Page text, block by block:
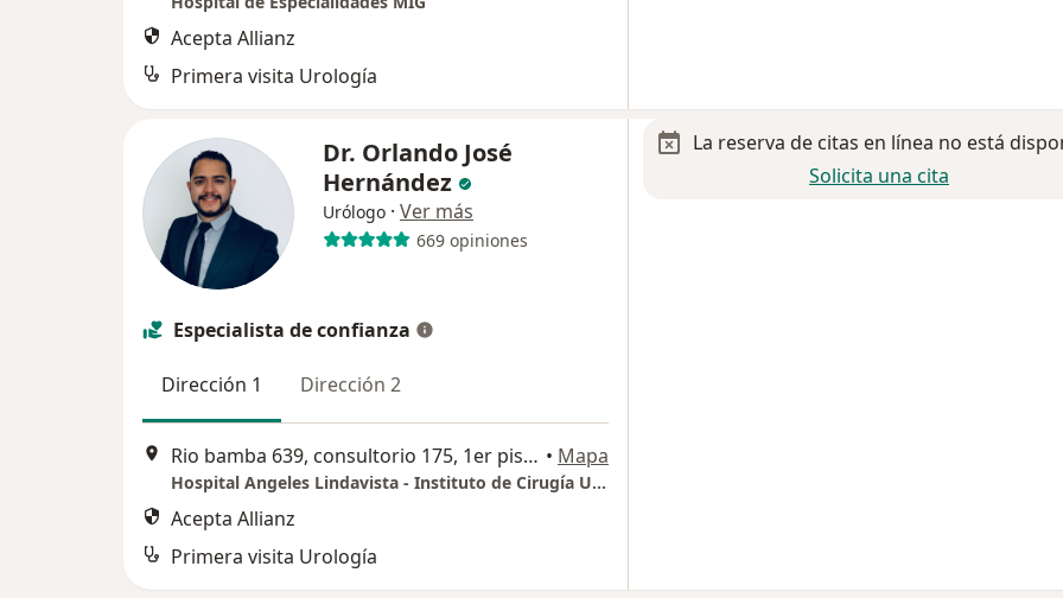
Acepta Allianz
Primera visita Urología
Dr. Orlando José
Hernández
Urólogo · Ver más
669 opiniones
Especialista de confianza
Dirección 1 Dirección 2
Rio bamba 639, consultorio 175, 1er piso, torre 2, Gustavo A Madero • Mapa
Hospital Angeles Lindavista - Instituto de Cirugía Urológica Láser
Acepta Allianz
Primera visita Urología
La reserva de citas en línea no está
Solicita una cita